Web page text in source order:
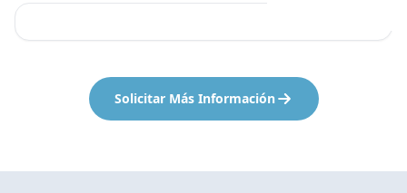
Solicitar Más Información